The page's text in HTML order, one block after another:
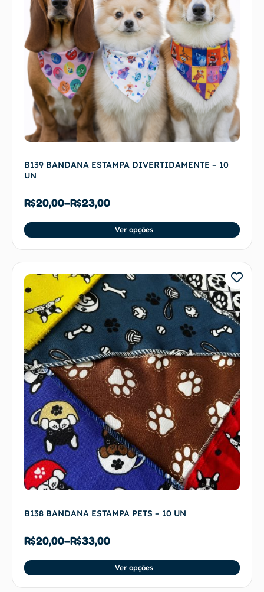
B139 BANDANA ESTAMPA DIVERTIDAMENTE – 10
UN
R$20,00–R$23,00
Ver opções
B138 BANDANA ESTAMPA PETS – 10 UN
R$20,00–R$33,00
Ver opções